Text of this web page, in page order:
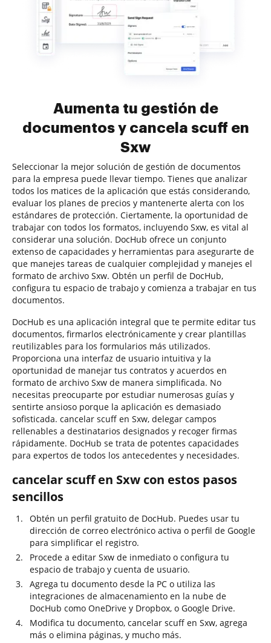
Aumenta tu gestión de
documentos y cancela scuff en
Sxw
Seleccionar la mejor solución de gestión de documentos
para la empresa puede llevar tiempo. Tienes que analizar
todos los matices de la aplicación que estás considerando,
evaluar los planes de precios y mantenerte alerta con los
estándares de protección. Ciertamente, la oportunidad de
trabajar con todos los formatos, incluyendo Sxw, es vital al
considerar una solución. DocHub ofrece un conjunto
extenso de capacidades y herramientas para asegurarte de
que manejes tareas de cualquier complejidad y manejes el
formato de archivo Sxw. Obtén un perfil de DocHub,
configura tu espacio de trabajo y comienza a trabajar en tus
documentos.
DocHub es una aplicación integral que te permite editar tus
documentos, firmarlos electrónicamente y crear plantillas
reutilizables para los formularios más utilizados.
Proporciona una interfaz de usuario intuitiva y la
oportunidad de manejar tus contratos y acuerdos en
formato de archivo Sxw de manera simplificada. No
necesitas preocuparte por estudiar numerosas guías y
sentirte ansioso porque la aplicación es demasiado
sofisticada. cancelar scuff en Sxw, delegar campos
rellenables a destinatarios designados y recoger firmas
rápidamente. DocHub se trata de potentes capacidades
para expertos de todos los antecedentes y necesidades.
cancelar scuff en Sxw con estos pasos
sencillos
Obtén un perfil gratuito de DocHub. Puedes usar tu
dirección de correo electrónico activa o perfil de Google
para simplificar el registro.
Procede a editar Sxw de inmediato o configura tu
espacio de trabajo y cuenta de usuario.
Agrega tu documento desde la PC o utiliza las
integraciones de almacenamiento en la nube de
DocHub como OneDrive y Dropbox, o Google Drive.
Modifica tu documento, cancelar scuff en Sxw, agrega
más o elimina páginas, y mucho más.